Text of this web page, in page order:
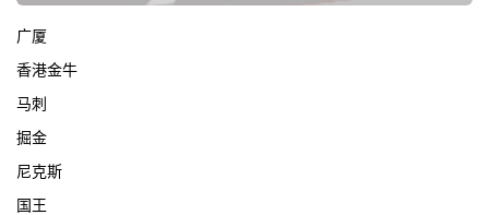
广厦
香港金牛
马刺
掘金
尼克斯
国王